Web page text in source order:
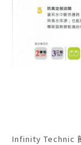
Infinity Technic